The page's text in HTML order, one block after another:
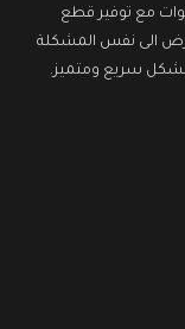
مع توفير قطع
الى نفس المشكلة
بشكل سريع ومتميز.